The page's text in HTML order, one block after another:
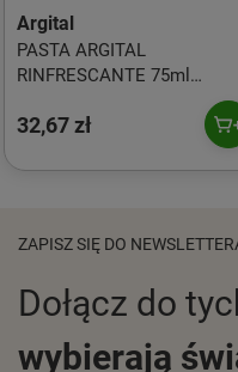
Argital
PASTA ARGITAL
RINFRESCANTE 75ml
odświeżająca na bazie
mięty
32,67 zł
ZAPISZ SIĘ DO
Dołącz do
wybierają